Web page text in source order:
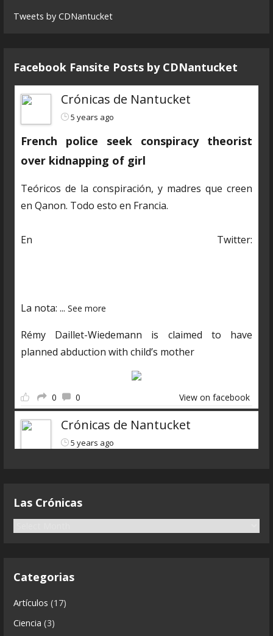
Tweets by CDNantucket
Facebook Fansite Posts by ‎CDNantucket
Crónicas de Nantucket
5 years ago
French police seek conspiracy theorist
over kidnapping of girl
Teóricos de la conspiración, y madres que creen
en Qanon. Todo esto en Francia.
En Twitter:
La nota: ... See more
Rémy Daillet-Wiedemann is claimed to have
planned abduction with child’s mother
0 0 View on facebook
Crónicas de Nantucket
5 years ago
parte-3-liarla-parda-audios-
Qanon que ha canibalizado
8
Las Crónicas
C
ó
n
Categorias
Artículos (17)
Ciencia (3)